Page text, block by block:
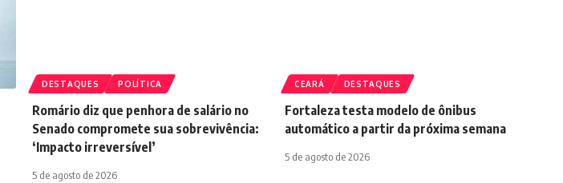
DESTAQUES POLÍTICA
Romário diz que penhora de salário no
Senado compromete sua sobrevivência:
‘Impacto irreversível’
5 de agosto de 2026
CEARÁ DESTAQUES
Fortaleza testa modelo de ônibus
automático a partir da próxima semana
5 de agosto de 2026